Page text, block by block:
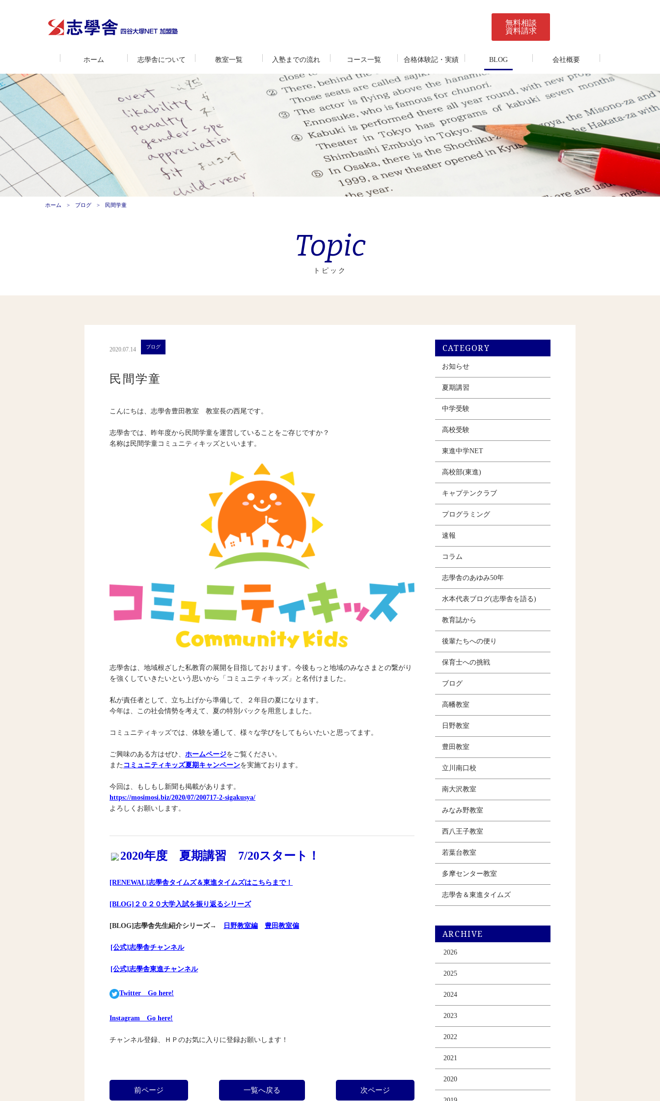
無料相談
資料請求
ホーム 志學舎について 教室一覧 入塾までの流れ コース一覧 合格体験記・実績 BLOG 会社概要
ホーム ブログ 民間学童
Topic
トピック
2020.07.14 ブログ
民間学童
こんにちは、志學舎豊田教室 教室長の西尾です。
志學舎では、昨年度から民間学童を運営していることをご存じですか？
名称は民間学童コミュニティキッズといいます。
志學舎は、地域根ざした私教育の展開を目指しております。今後もっと地域のみなさまとの繋がり
を強くしていきたいという思いから「コミュニティキッズ」と名付けました。
私が責任者として、立ち上げから準備して、２年目の夏になります。
今年は、この社会情勢を考えて、夏の特別パックを用意しました。
コミュニティキッズでは、体験を通して、様々な学びをしてもらいたいと思ってます。
ご興味のある方はぜひ、ホームページをご覧ください。
また コミュニティキッズ夏期キャンペーンを実施ております。
今回は、もしもし新聞も掲載があります。
https://mosimosi.biz/2020/07/200717-2-sigakusya/
よろしくお願いします。
2020年度 夏期講習 7/20スタート！
[RENEWAL]志學舎タイムズ＆東進タイムズはこちらまで！
[BLOG]２０２０大学入試を振り返るシリーズ
[BLOG]志學舎先生紹介シリーズ→ 日野教室編 豊田教室偏
[公式]志學舎チャンネル
[公式]志學舎東進チャンネル
Twitter Go here!
Instagram Go here!
チャンネル登録、ＨＰのお気に入りに登録お願いします！
前ページ 一覧へ戻る 次ページ
CATEGORY
お知らせ
夏期講習
中学受験
高校受験
東進中学NET
高校部(東進)
キャプテンクラブ
プログラミング
速報
コラム
志學舎のあゆみ50年
水本代表ブログ(志學舎を語る)
教育誌から
後輩たちへの便り
保育士への挑戦
ブログ
高幡教室
日野教室
豊田教室
立川南口校
南大沢教室
みなみ野教室
西八王子教室
若葉台教室
多摩センター教室
志學舎＆東進タイムズ
ARCHIVE
2026
2025
2024
2023
2022
2021
2020